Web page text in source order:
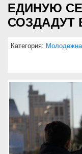
ЕДИНУЮ
СОЗДАДУТ
Категория: